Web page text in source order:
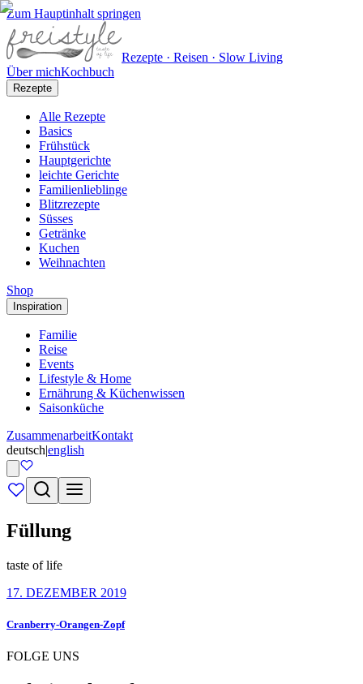
Zum Hauptinhalt springen
Rezepte · Reisen · Slow Living
Über michKochbuch
Rezepte
Alle Rezepte
Basics
Frühstück
Hauptgerichte
leichte Gerichte
Familienlieblinge
Blitzrezepte
Süsses
Getränke
Kuchen
Weihnachten
Shop
Inspiration
Familie
Reise
Events
Lifestyle & Home
Ernährung & Küchenwissen
Saisonküche
ZusammenarbeitKontakt
deutsch|english
Füllung
taste of life
17. DEZEMBER 2019
Cranberry-Orangen-Zopf
FOLGE UNS